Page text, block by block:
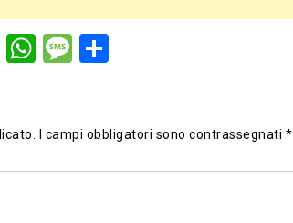
WhatsApp
Message
Share
I campi obbligatori sono contrassegnati *